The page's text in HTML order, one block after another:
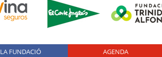
Logo Fundación
LA FUNDACIÓ AGENDA